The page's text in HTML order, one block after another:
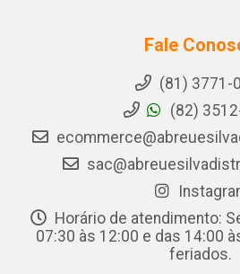
Fale
(81) 3771-
(82)
Horário de atendimento:
07:30 às 12:00 e das 14:00
feriados.